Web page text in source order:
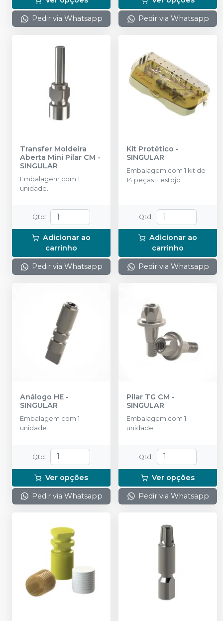
Pedir via Whatsapp Pedir via Whatsapp
Transfer Moldeira
Aberta Mini Pilar CM -
SINGULAR
Embalagem com 1
unidade.
Qtd :
Adicionar ao
carrinho
Pedir via Whatsapp
Kit Protético -
SINGULAR
Embalagem com 1 kit de
14 peças + estojo
Qtd :
Adicionar ao
carrinho
Pedir via Whatsapp
Análogo HE -
SINGULAR
Embalagem com 1
unidade.
Qtd :
Ver opções
Pedir via Whatsapp
Pilar TG CM -
SINGULAR
Embalagem com 1
unidade.
Qtd :
Ver opções
Pedir via Whatsapp